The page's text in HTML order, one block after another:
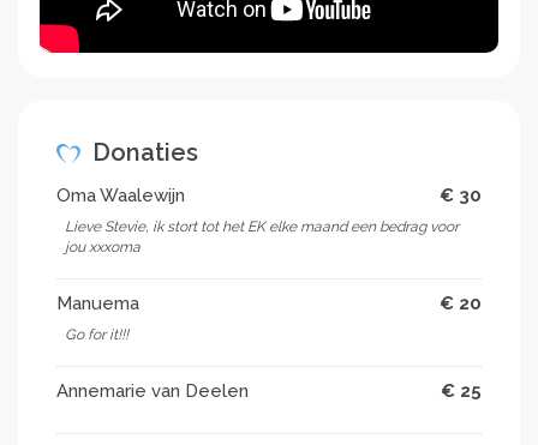
Donaties
Oma Waalewijn € 30
Lieve Stevie, ik stort tot het EK elke maand een bedrag voor
jou xxxoma
Manuema € 20
Go for it!!!
Annemarie van Deelen € 25